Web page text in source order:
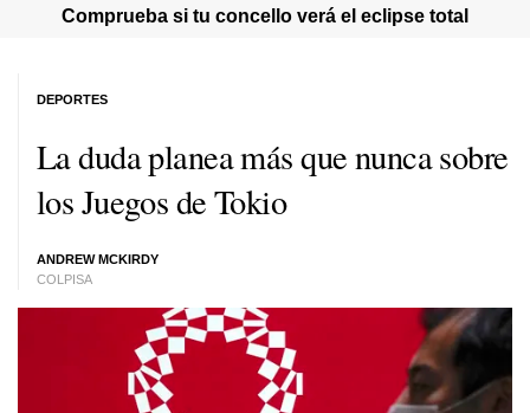
Comprueba si tu concello verá el eclipse total
La duda planea más que nunca sobre
los Juegos de Tokio
ANDREW MCKIRDY
COLPISA
DEPORTES